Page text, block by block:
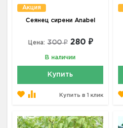
Акция
Сеянец сирени Anabel
Цена: 300 ₽ 280 ₽
В наличии
Купить
Купить в 1 клик